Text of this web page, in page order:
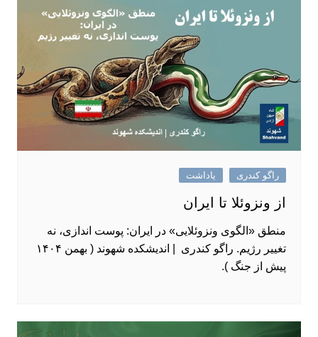
راگو کندری یاداشت
از ونزوئلا تا ایران
منطق «الگوی ونزوئلایی» در ایران: پوست ‌اندازی، نه
تغییر رژیم. راگو کندری | اندیشکده شهوند ( بهمن ۱۴۰۴
پیش از جنگ ).